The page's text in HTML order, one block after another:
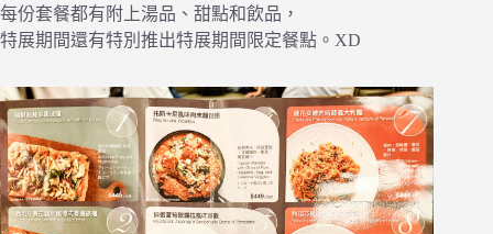
每份套餐都有附上湯品、甜點和飲品，
特展期間還有特別推出特展期間限定餐點。XD